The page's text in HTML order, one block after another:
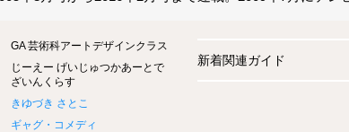
GA 芸術科アートデザインクラス
じーえー げいじゅつかあーとで
ざいんくらす
きゆづき さとこ
ギャグ・コメディ
新着関連ガイド